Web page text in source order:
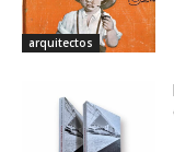
arquitectos